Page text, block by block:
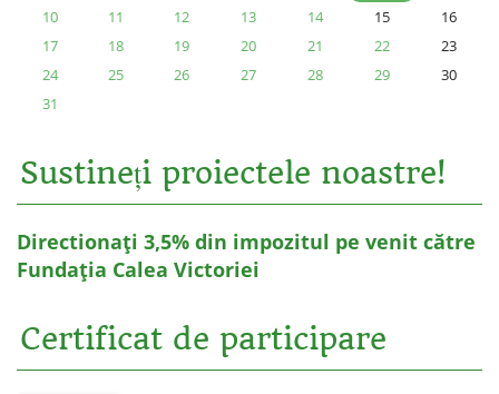
10
11 12 13 14 15
16
17
18 19 20 21 22
23
24
25 26 27 28 29
30
31
Sustineți proiectele noastre!
Directionați 3,5% din impozitul pe venit către
Fundația Calea Victoriei
Certificat de participare